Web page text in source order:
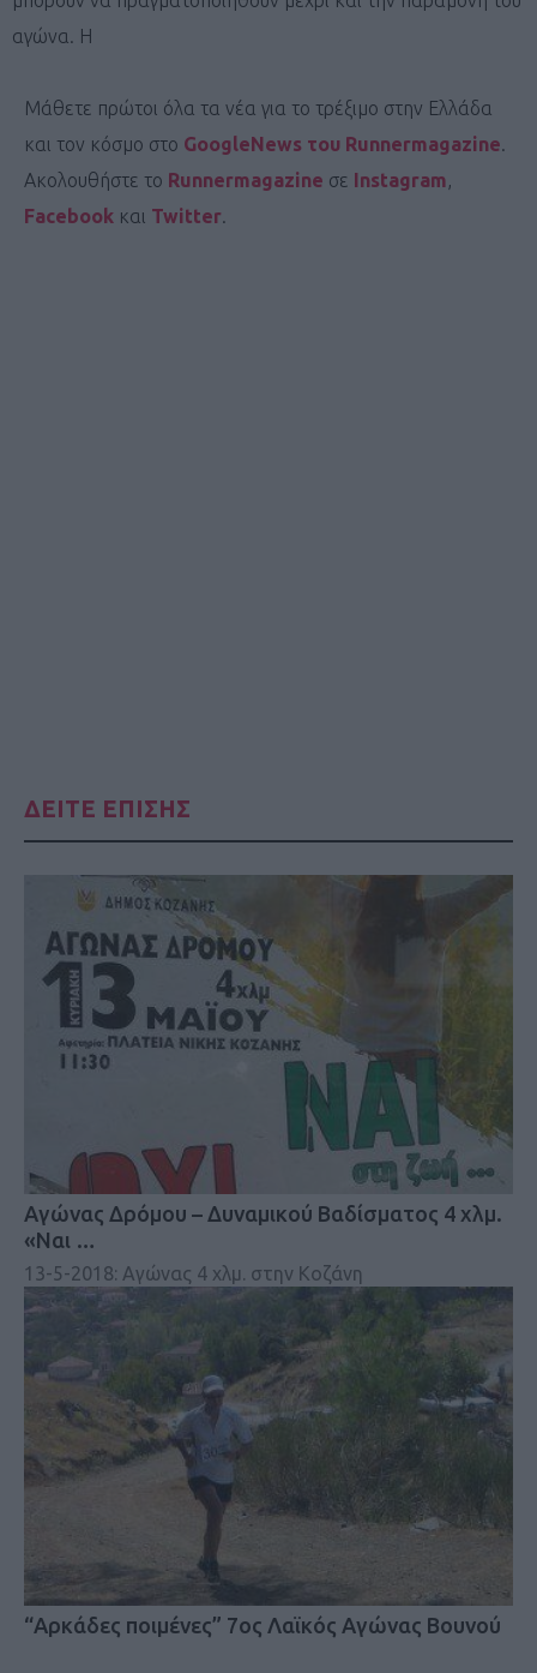
αγώνα. Η
Μάθετε πρώτοι όλα τα νέα για το τρέξιμο στην Ελλάδα
και τον κόσμο στο GoogleNews του Runnermagazine.
Ακολουθήστε το Runnermagazine σε Instagram,
Facebook και Twitter.
ΔΕΙΤΕ ΕΠΙΣΗΣ
Αγώνας Δρόμου – Δυναμικού Βαδίσματος 4 χλμ.
«Ναι …
13-5-2018: Αγώνας 4 χλμ. στην Κοζάνη
“Αρκάδες ποιμένες” 7ος Λαϊκός Αγώνας Βουνού